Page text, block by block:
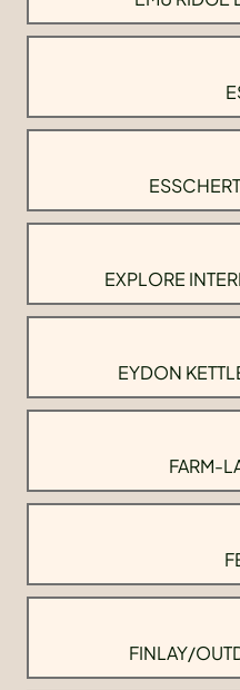
EXPLORE
EYDON
FARM-
FINLAY/